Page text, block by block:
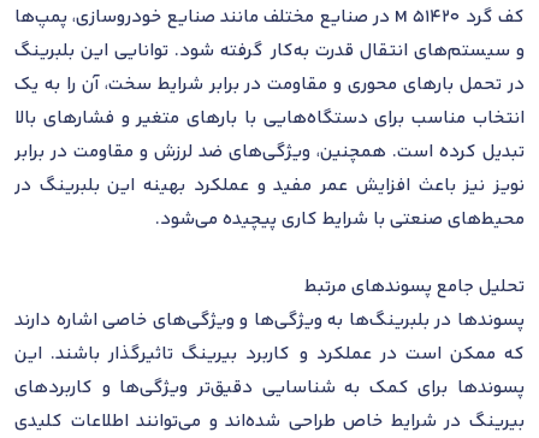
کف گرد 51420 M در صنایع مختلف مانند صنایع خودروسازی، پمپ‌ها
و سیستم‌های انتقال قدرت به‌کار گرفته شود. توانایی این بلبرینگ
در تحمل بارهای محوری و مقاومت در برابر شرایط سخت، آن را به یک
انتخاب مناسب برای دستگاه‌هایی با بارهای متغیر و فشارهای بالا
تبدیل کرده است. همچنین، ویژگی‌های ضد لرزش و مقاومت در برابر
نویز نیز باعث افزایش عمر مفید و عملکرد بهینه این بلبرینگ در
محیط‌های صنعتی با شرایط کاری پیچیده می‌شود.
تحلیل جامع پسوندهای مرتبط
پسوندها در بلبرینگ‌ها به ویژگی‌ها و ویژگی‌های خاصی اشاره دارند
که ممکن است در عملکرد و کاربرد بیرینگ تاثیرگذار باشند. این
پسوندها برای کمک به شناسایی دقیق‌تر ویژگی‌ها و کاربردهای
بیرینگ در شرایط خاص طراحی شده‌اند و می‌توانند اطلاعات کلیدی